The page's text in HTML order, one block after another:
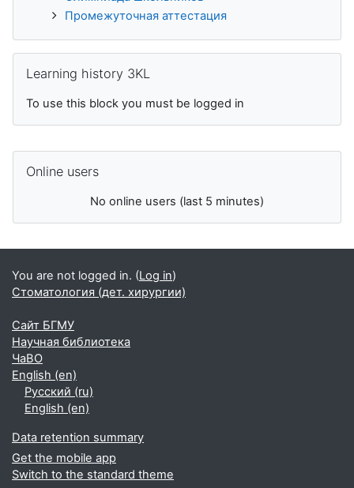
Промежуточная аттестация
Learning history 3KL
To use this block you must be logged in
Online users
No online users (last 5 minutes)
You are not logged in. (Log in)
Стоматология (дет. хирургии)
Сайт БГМУ
Научная библиотека
ЧаВО
English ‎(en)‎
Русский ‎(ru)‎
English ‎(en)‎
Data retention summary
Get the mobile app
Switch to the standard theme